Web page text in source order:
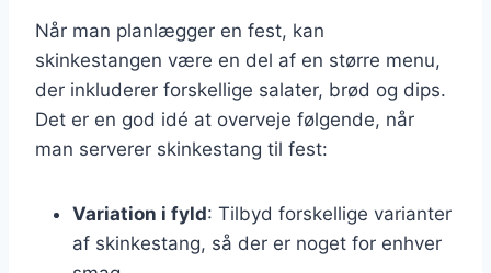
Når man planlægger en fest, kan
skinkestangen være en del af en større menu,
der inkluderer forskellige salater, brød og dips.
Det er en god idé at overveje følgende, når
man serverer skinkestang til fest:
Variation i fyld: Tilbyd forskellige varianter
af skinkestang, så der er noget for enhver